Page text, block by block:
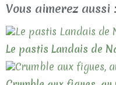
Vous aimerez aussi :
Le pastis Landais de